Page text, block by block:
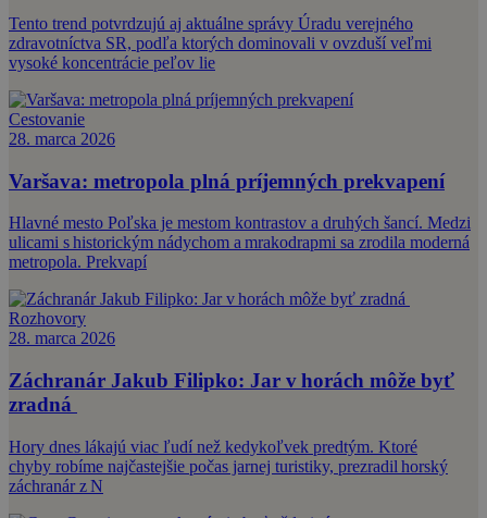
Tento trend potvrdzujú aj aktuálne správy Úradu verejného
zdravotníctva SR, podľa ktorých dominovali v ovzduší veľmi
vysoké koncentrácie peľov lie
Cestovanie
28. marca 2026
Varšava: metropola plná príjemných prekvapení
Hlavné mesto Poľska je mestom kontrastov a druhých šancí. Medzi
ulicami s historickým nádychom a mrakodrapmi sa zrodila moderná
metropola. Prekvapí
Rozhovory
28. marca 2026
Záchranár Jakub Filipko: Jar v horách môže byť
zradná
Hory dnes lákajú viac ľudí než kedykoľvek predtým. Ktoré
chyby robíme najčastejšie počas jarnej turistiky, prezradil horský
záchranár z N